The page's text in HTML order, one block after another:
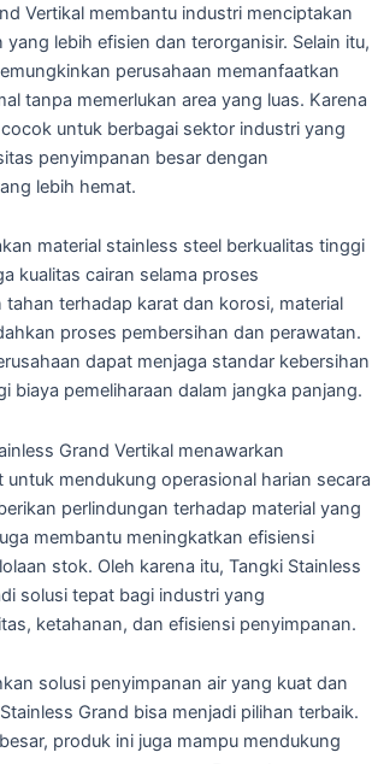
Vertikal membantu industri menciptakan
lebih efisien dan terorganisir. Selain itu,
perusahaan memanfaatkan
tanpa memerlukan area yang luas. Karena
untuk berbagai sektor industri yang
penyimpanan besar dengan
lebih hemat.
material stainless steel berkualitas tinggi
kualitas cairan selama proses
tahan terhadap karat dan korosi, material
proses pembersihan dan perawatan.
dapat menjaga standar kebersihan
biaya pemeliharaan dalam jangka panjang.
Grand Vertikal menawarkan
mendukung operasional harian secara
perlindungan terhadap material yang
membantu meningkatkan efisiensi
stok. Oleh karena itu, Tangki Stainless
solusi tepat bagi industri yang
ketahanan, dan efisiensi penyimpanan.
solusi penyimpanan air yang kuat dan
Grand bisa menjadi pilihan terbaik.
produk ini juga mampu mendukung